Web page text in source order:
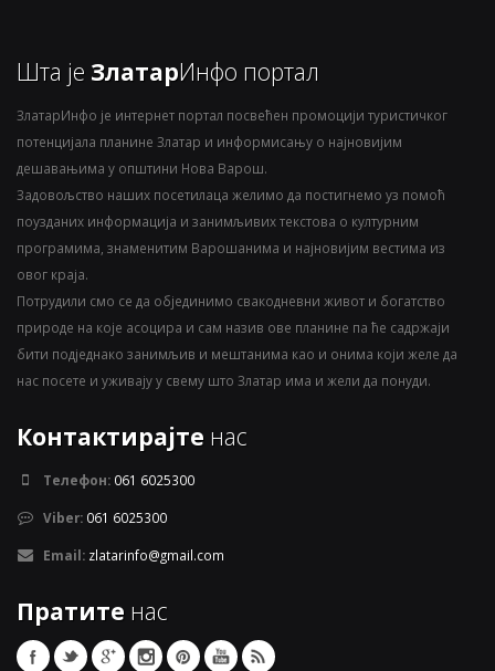
Шта је ЗлатарИнфо портал
ЗлатарИнфо је интернет портал посвећен промоцији туристичког
потенцијала планине Златар и информисању о најновијим
дешавањима у општини Нова Варош.
Задовољство наших посетилаца желимо да постигнемо уз помоћ
поузданих информација и занимљивих текстова о културним
програмима, знаменитим Варошанима и најновијим вестима из
овог краја.
Потрудили смо се да објединимо свакодневни живот и богатство
природе на које асоцира и сам назив ове планине па ће садржаји
бити подједнако занимљив и мештанима као и онима који желе да
нас посете и уживају у свему што Златар има и жели да понуди.
Контактирајте нас
Телефон: 061 6025300
Viber: 061 6025300
Email: zlatarinfo@gmail.com
Пратите нас